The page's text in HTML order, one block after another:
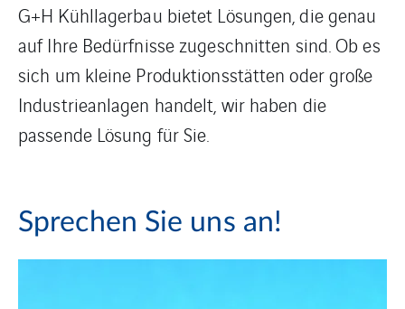
G+H Kühllagerbau bietet Lösungen, die genau
auf Ihre Bedürfnisse zugeschnitten sind. Ob es
sich um kleine Produktionsstätten oder große
Industrieanlagen handelt, wir haben die
passende Lösung für Sie.
Sprechen Sie uns an!